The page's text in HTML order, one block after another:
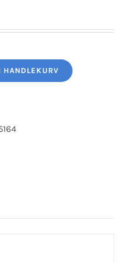
HANDLEKURV